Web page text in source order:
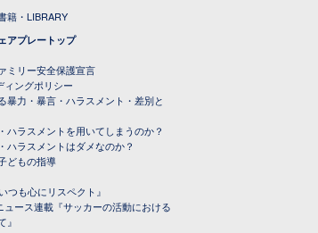
籍・LIBRARY
アプレートップ
ミリー安全保護宣言
ィングポリシー
暴力・暴言・ハラスメント・差別と
ハラスメントを用いてしまうのか？
ハラスメントはダメなのか？
どもの指導
つも心にリスペクト』
ュース連載『サッカーの活動における
』